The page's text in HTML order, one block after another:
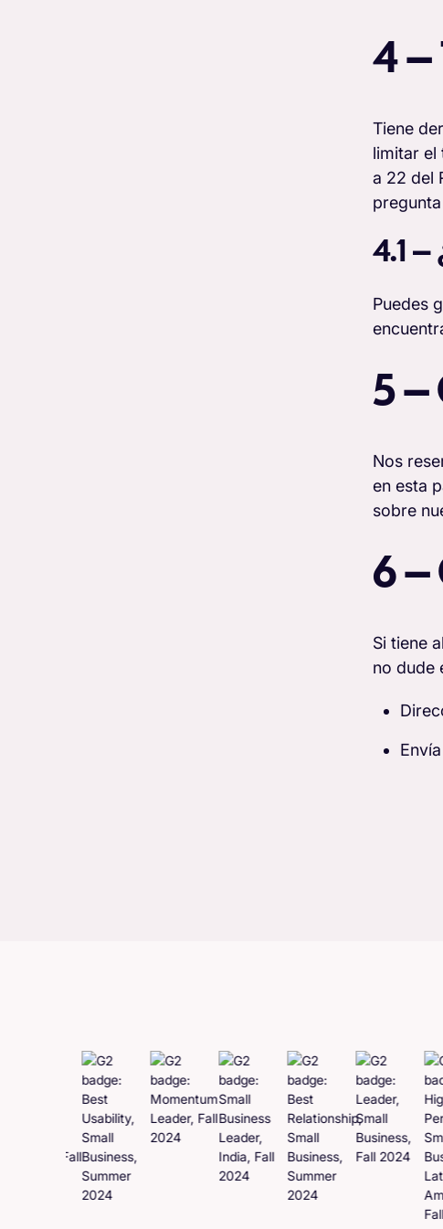
4 –
Tiene
limitar el
a 22 del
4.1
Puedes
5 –
Nos
en esta
sobre
6 –
Si tiene
no dude